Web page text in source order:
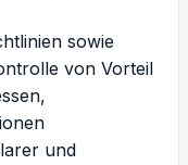
sowie
von Vorteil
und